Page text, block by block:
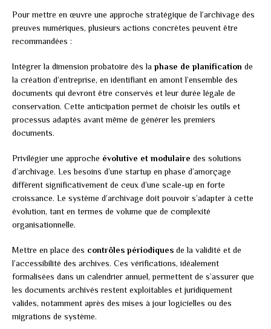
Pour mettre en œuvre une approche stratégique de l’archivage des
preuves numériques, plusieurs actions concrètes peuvent être
recommandées :
Intégrer la dimension probatoire dès la phase de planification de
la création d’entreprise, en identifiant en amont l’ensemble des
documents qui devront être conservés et leur durée légale de
conservation. Cette anticipation permet de choisir les outils et
processus adaptés avant même de générer les premiers
documents.
Privilégier une approche évolutive et modulaire des solutions
d’archivage. Les besoins d’une startup en phase d’amorçage
diffèrent significativement de ceux d’une scale-up en forte
croissance. Le système d’archivage doit pouvoir s’adapter à cette
évolution, tant en termes de volume que de complexité
organisationnelle.
Mettre en place des contrôles périodiques de la validité et de
l’accessibilité des archives. Ces vérifications, idéalement
formalisées dans un calendrier annuel, permettent de s’assurer que
les documents archivés restent exploitables et juridiquement
valides, notamment après des mises à jour logicielles ou des
migrations de système.